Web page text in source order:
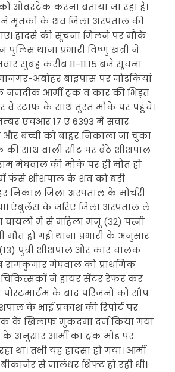
ओवरटेक करना बताया जा रहा है।
मृतकों के शव जिला अस्पताल की
हादसे की सूचना मिलने पर मौके
थाना प्रभारी विष्णु खत्री ने
सुबह करीब 11-11.15 बजे सूचना
अबोहर बाइपास पर जोड़कियां
आर्मी ट्रक व कार की भिड़ंत
वे स्टाफ के साथ तुरंत मौके पर पहुंचे।
एचआर 17 ए 6393 में सवार
बच्ची को बाहर निकाला जा चुका
की साथ वाली सीट पर बैठे शीशपाल
मेघवाल की मौके पर ही मौत हो
में फंसे शीशपाल के शव को बड़ी
निकाल जिला अस्पताल के मोर्चरी
एंबुलेंस के जरिए जिला अस्पताल ले
में से महिला मंजू (32) पत्नी
मौत हो गई। थाना प्रभारी के अनुसार
पुत्री शीशपाल और कार चालक
रामकुमार मेघवाल को प्राथमिक
ने हायर सेंटर रेफर कर
पोस्टमार्टम के बाद परिजनों को सौंप
के भाई प्रकाश की रिपोर्ट पर
के खिलाफ मुकदमा दर्ज किया गया
के अनुसार आर्मी का ट्रक मोड पर
था। तभी यह हादसा हो गया। आर्मी
से जालंधर शिफ्ट हो रही थी।